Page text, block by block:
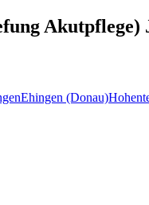
Akutpflege)
Ehingen (Donau)